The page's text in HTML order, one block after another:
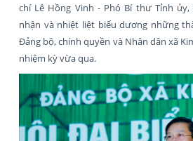
chí Lê Hồng Vinh - Phó Bí thư Tỉnh
nhận và nhiệt liệt biểu dương những
Đảng bộ, chính quyền và Nhân dân xã
nhiệm kỳ vừa qua.